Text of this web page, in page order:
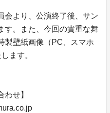
会より、公演終了後、サン
す。また、今回の貴重な舞
製壁紙画像（PC、スマホ
ます。
わせ】